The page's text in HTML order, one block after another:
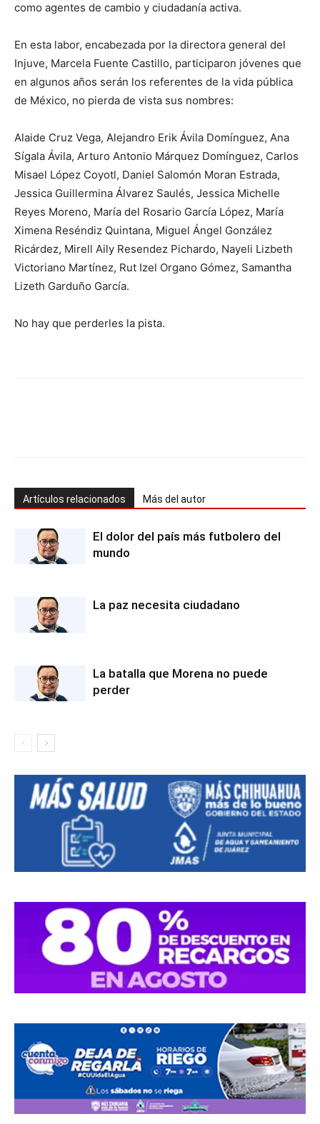
como agentes de cambio y ciudadanía activa.
En esta labor, encabezada por la directora general del
Injuve, Marcela Fuente Castillo, participaron jóvenes que
en algunos años serán los referentes de la vida pública
de México, no pierda de vista sus nombres:
Alaide Cruz Vega, Alejandro Erik Ávila Domínguez, Ana
Sígala Ávila, Arturo Antonio Márquez Domínguez, Carlos
Misael López Coyotl, Daniel Salomón Moran Estrada,
Jessica Guillermina Álvarez Saulés, Jessica Michelle
Reyes Moreno, María del Rosario García López, María
Ximena Reséndiz Quintana, Miguel Ángel González
Ricárdez, Mirell Aily Resendez Pichardo, Nayeli Lizbeth
Victoriano Martínez, Rut Izel Organo Gómez, Samantha
Lizeth Garduño García.
No hay que perderles la pista.
Artículos relacionados Más del autor
El dolor del país más futbolero del
mundo
La paz necesita ciudadano
La batalla que Morena no puede
perder